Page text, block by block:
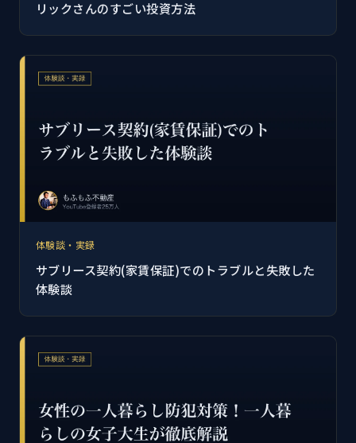
リックさんのすごい投資方法
体験談・実録
サブリース契約(家賃保証)でのトラブルと失敗した
体験談